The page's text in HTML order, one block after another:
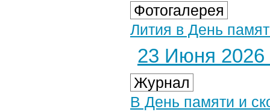
Фотогалерея
Лития в День
23 Июня 2026
Журнал
В День памяти и